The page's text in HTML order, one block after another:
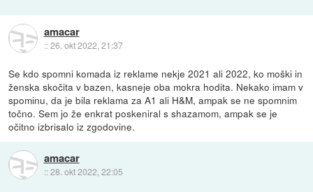
amacar
::26. okt 2022, 21:37
Se kdo spomni komada iz reklame nekje 2021 ali 2022, ko moški in
ženska skočita v bazen, kasneje oba mokra hodita. Nekako imam v
spominu, da je bila reklama za A1 ali H&M, ampak se ne spomnim
točno. Sem jo že enkrat poskeniral s shazamom, ampak se je
očitno izbrisalo iz zgodovine.
amacar
::28. okt 2022, 22:05